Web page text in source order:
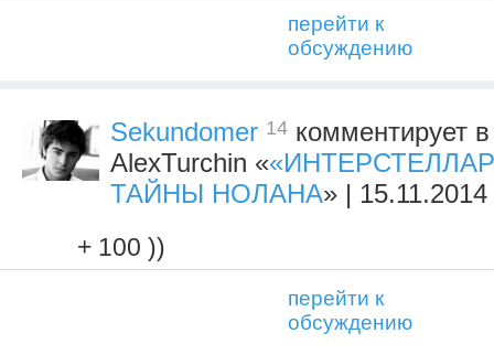
перейти к
обсуждению
Sekundomer 14 комментирует
AlexTurchin «
ТАЙНЫ НОЛАНА» |
+ 100 ))
перейти к
обсуждению